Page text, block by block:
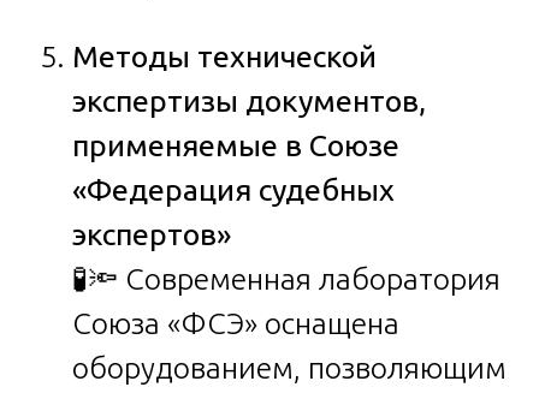
Методы технической
экспертизы документов,
применяемые в Союзе
«Федерация судебных
экспертов»
🧪🔦 Современная лаборатория
Союза «ФСЭ» оснащена
оборудованием, позволяющим